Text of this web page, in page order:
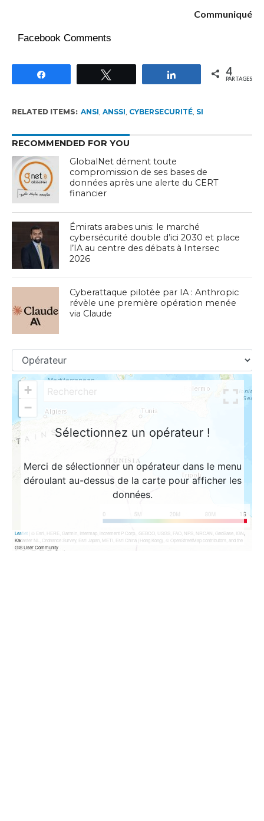
Communiqué
Facebook Comments
Partagez 4
PARTAGES
RELATED ITEMS: ANSI ANSSI CYBERSECURITÉ, SI
RECOMMENDED FOR YOU
GlobalNet dément toute
compromission de ses bases de
données après une alerte du CERT
financier
Émirats arabes unis: le marché
cybersécurité double d’ici 2030 et place
l’IA au centre des débats à Intersec
2026
Cyberattaque pilotée par IA : Anthropic
révèle une première opération menée
via Claude